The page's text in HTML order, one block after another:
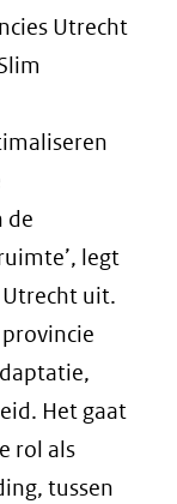
Utrecht
de
legt
Utrecht uit.
Het gaat
rol als
tussen